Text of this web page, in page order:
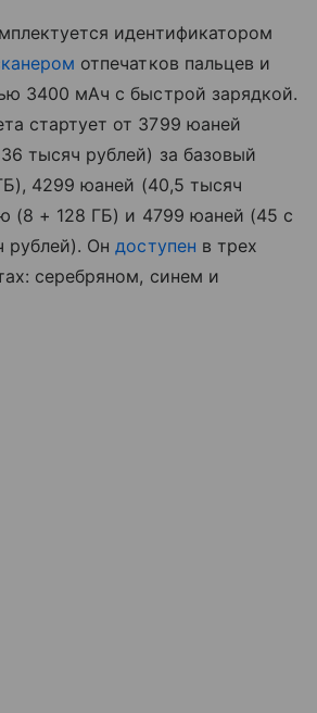
идентификатором
отпечатков пальцев и
3400 мАч с быстрой зарядкой.
стартует от 3799 юаней
тысяч рублей) за базовый
4299 юаней (40,5 тысяч
(8 + 128 ГБ) и 4799 юаней (45 с
рублей). Ондоступен в трех
серебряном, синем и